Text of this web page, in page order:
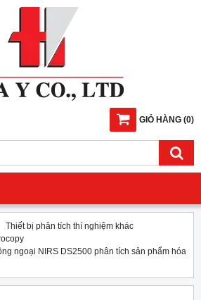
GIỎ HÀNG (0)
Thiết bị phân tích thí nghiệm khác
ngoại NIRS DS2500 phân tích sản phẩm hóa